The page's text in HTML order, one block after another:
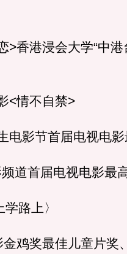
香港浸会大学“中港
情不自禁>
影节首届电视电影
道首届电视电影最
路上〉
鸡奖最佳儿童片奖